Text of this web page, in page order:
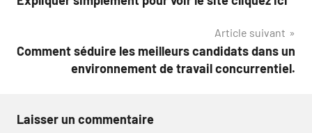
de
Article suivant
Comment séduire les meilleurs candidats dans un
environnement de travail concurrentiel.
Laisser un commentaire